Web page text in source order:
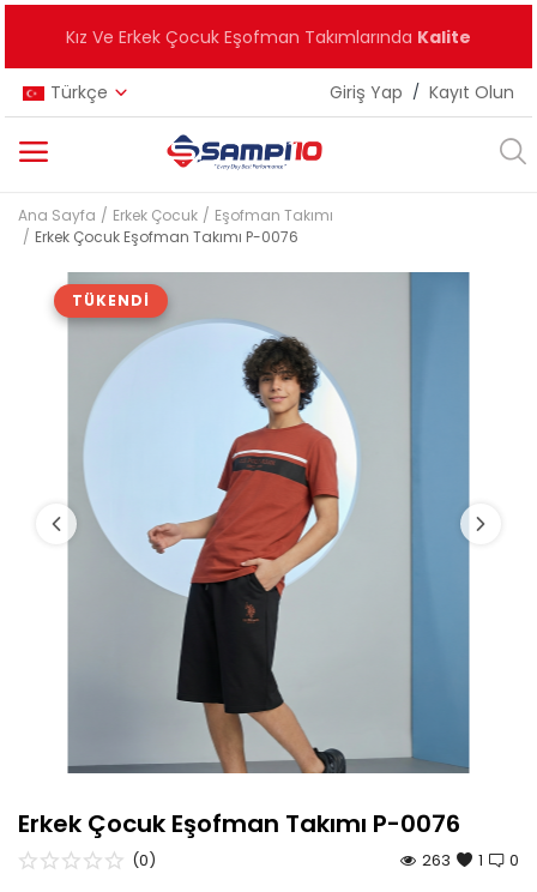
Kız Ve Erkek Çocuk Eşofman Takımlarında Kalite
Türkçe Giriş Yap / Kayıt Olun
Kategoriler
Ana Menü
Erkek Çocuk
Yeni Ürünler
Çok Satanlar
Ana Sayfa Erkek Çocuk
Eşofman Takımı
Erkek Çocuk Eşofman Takımı P-0076
TÜKENDI
Erkek Çocuk Eşofman Takımı P-0076
0
(0) 1
263